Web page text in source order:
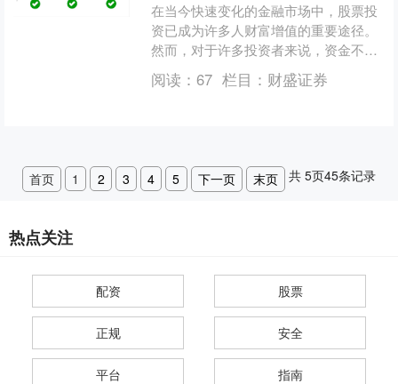
在当今快速变化的金融市场中，股票投
资已成为许多人财富增值的重要途径。
然而，对于许多投资者来说，资金不足
往往是限制其投资规模与收益的关键因
素。针对这一需求，股票配....
阅读： 67 栏目： 财盛证券
首页 1 2 3 4 5 下一页 末页 共5页45条记录
热点关注
配资 股票
正规 安全
平台 指南